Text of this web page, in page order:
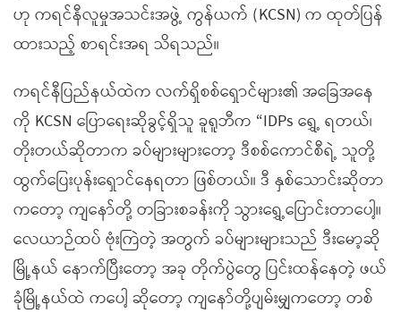
ဟု ကရင်နီလူမှုအသင်းအဖွဲ့ ကွန်ယက် (KCSN) က ထုတ်ပြန်
ထားသည့် စာရင်းအရ သိရသည်။
ကရင်နီပြည်နယ်ထဲက လက်ရှိစစ်ရှောင်များ၏ အခြေအနေ
ကို KCSN ပြောရေးဆိုခွင့်ရှိသူ ခူရူဘီက “IDPs ရွှေ့ ရတယ်၊
တိုးတယ်ဆိုတာက ခပ်များများတော့ ဒီစစ်ကောင်စီရဲ့ သူတို့
ထွက်ပြေးပုန်းရှောင်နေရတာ ဖြစ်တယ်။ ဒီ နှစ်သောင်းဆိုတာ
ကတော့ ကျနော်တို့ တခြားစခန်းကို သွားရွှေ့ပြောင်းတာပေါ့။
လေယာဉ်ထပ် ဗုံးကြဲတဲ့ အတွက် ခပ်များများသည် ဒီးမော့ဆို
မြို့နယ် နောက်ပြီးတော့ အခု တိုက်ပွဲတွေ ပြင်းထန်နေတဲ့ ဖယ်
ခုံမြို့နယ်ထဲ ကပေါ့ ဆိုတော့ ကျနော်တို့ပျမ်းမျှကတော့ တစ်